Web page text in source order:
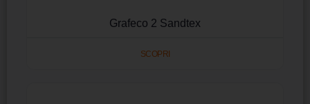
Grafeco 2 Sandtex
SCOPRI